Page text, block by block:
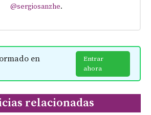
@sergiosanzhe.
en
Entrar
ahora
relacionadas